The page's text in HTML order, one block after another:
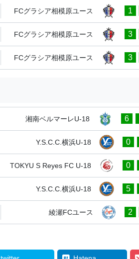
FCグラシア相模原ユース 1
FCグラシア相模原ユース 3
FCグラシア相模原ユース 3
湘南ベルマーレU-18 6
Y.S.C.C.横浜U-18 0
TOKYU S Reyes FC U-18 0
Y.S.C.C.横浜U-18 5
綾瀬FCユース 2